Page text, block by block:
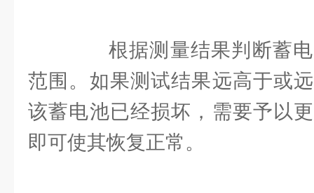
根据测量结果判断蓄电
范围。如果测试结果远高于或
该蓄电池已经损坏，需要予以
即可使其恢复正常。